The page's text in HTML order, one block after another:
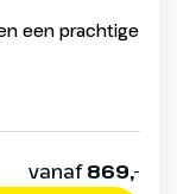
een prachtige
vanaf869,-